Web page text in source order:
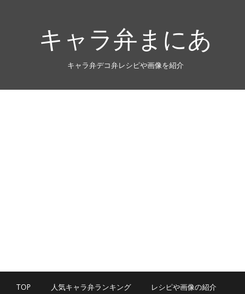
キャラ弁まにあ
キャラ弁デコ弁レシピや画像を紹介
TOP 人気キャラ弁ランキング レシピや画像の紹介